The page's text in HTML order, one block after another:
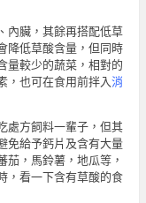
內臟，其餘再搭配低草
降低草酸含量，但同時
量較少的蔬菜，相對的
，也可在食用前拌入消
處方飼料一輩子，但其
免給予鈣片及含有大量
，馬鈴薯，地瓜等，
，看一下含有草酸的食